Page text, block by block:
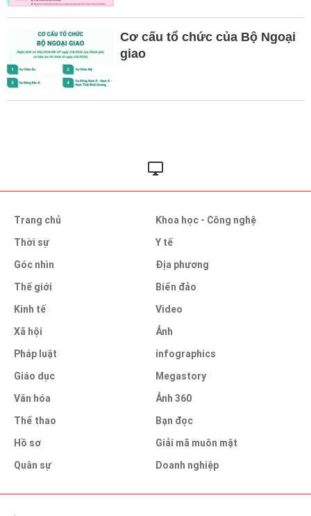
Cơ cấu tổ chức của Bộ Ngoại
giao
Trang chủ
Thời sự
Góc nhìn
Thế giới
Kinh tế
Xã hội
Pháp luật
Giáo dục
Văn hóa
Thể thao
Hồ sơ
Quân sự
Khoa học - Công nghệ
Y tế
Địa phương
Biển đảo
Video
Ảnh
infographics
Megastory
Ảnh 360
Bạn đọc
Giải mã muôn mặt
Doanh nghiệp